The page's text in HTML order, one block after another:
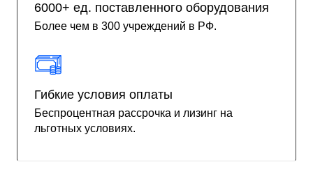
6000+ ед. поставленного оборудования
Более чем в 300 учреждений в РФ.
Гибкие условия оплаты
Беспроцентная рассрочка и лизинг на
льготных условиях.